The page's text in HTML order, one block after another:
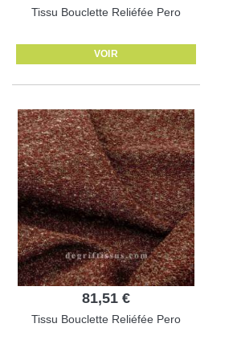
Tissu Bouclette Reliéfée Pero
VOIR
81,51 €
Tissu Bouclette Reliéfée Pero